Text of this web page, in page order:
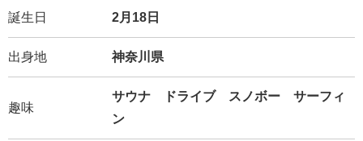
誕生日 2月18日
出身地 神奈川県
趣味
サウナ ドライブ スノボー サーフィ
ン